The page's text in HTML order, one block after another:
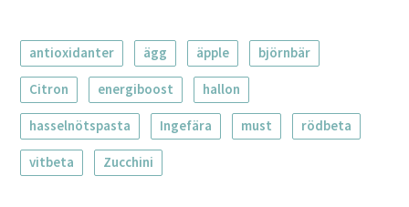
antioxidanter ägg äpple björnbär
Citron energiboost hallon
hasselnötspasta Ingefära must rödbeta
vitbeta Zucchini